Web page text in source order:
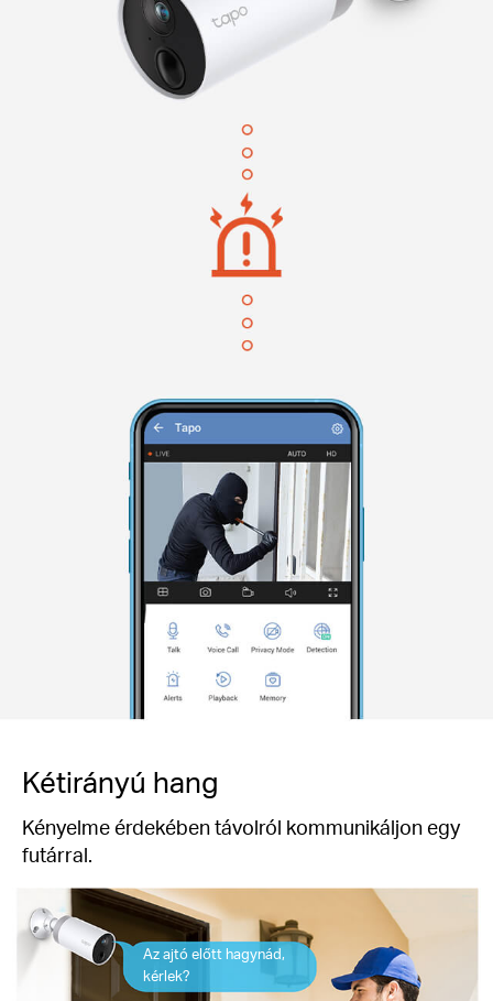
Kétirányú hang
Kényelme érdekében távolról kommunikáljon egy
futárral.
Az ajtó előtt hagynád,
kérlek?